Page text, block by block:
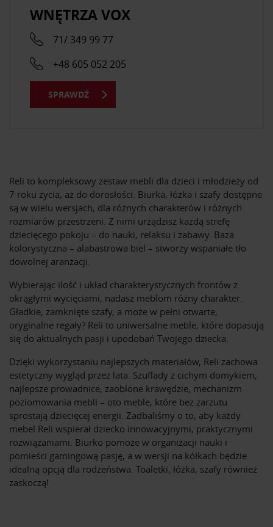
Reli to kompleksowy zestaw mebli dla dzieci i młodzieży od
7 roku życia, aż do dorosłości. Biurka, łóżka i szafy dostępne
są w wielu wersjach, dla różnych charakterów i różnych
rozmiarów przestrzeni. Z nimi urządzisz każdą strefę
dziecięcego pokoju – do nauki, relaksu i zabawy. Baza
kolorystyczna – alabastrowa biel – stworzy wspaniałe tło
dowolnej aranżacji.
Wybierając ilość i układ charakterystycznych frontów z
okrągłymi wycięciami, nadasz meblom różny charakter.
Gładkie, zamknięte szafy, a może w pełni otwarte,
oryginalne regały? Reli to uniwersalne meble, które dopasują
się do aktualnych pasji i upodobań Twojego dziecka.
Dzięki wykorzystaniu najlepszych materiałów, Reli zachowa
estetyczny wygląd przez lata. Szuflady z cichym domykiem,
najlepsze prowadnice, zaoblone krawędzie, mechanizm
poziomowania mebli – oto meble, które bez zarzutu
sprostają dziecięcej energii. Zadbaliśmy o to, aby każdy
mebel Reli wspierał dziecko innowacyjnymi, praktycznymi
rozwiązaniami. Biurko pomoże w organizacji nauki i
pomieści gamingową pasję, a w wersji na kółkach będzie
idealną opcją dla rodzeństwa. Toaletki, łóżka, szafy również
zaskoczą!
WNĘTRZA VOX
71/ 349 99 77
+48 605 052 205
SPRAWDŹ